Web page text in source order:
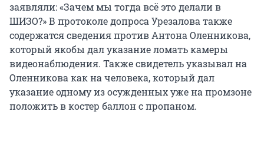
заявляли: «Зачем мы тогда всё это делали в
ШИЗО?» В протоколе допроса Урезалова также
содержатся сведения против Антона Оленникова,
который якобы дал указание ломать камеры
видеонаблюдения. Также свидетель указывал на
Оленникова как на человека, который дал
указание одному из осужденных уже на промзоне
положить в костер баллон с пропаном.